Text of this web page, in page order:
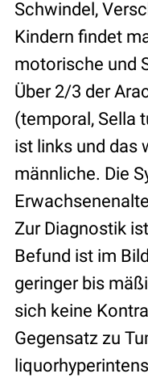
Schwindel,
Kindern findet
motorische und
Über 2/3 der
(temporal, Sella
ist links und das
männliche. Die
Zur Diagnostik
Befund ist im
geringer bis
sich keine
Gegensatz zu